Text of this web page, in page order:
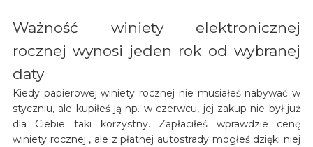
Ważność winiety elektronicznej
rocznej wynosi jeden rok od wybranej
daty
Kiedy papierowej winiety rocznej nie musiałeś nabywać w
styczniu, ale kupiłeś ją np. w czerwcu, jej zakup nie był już
dla Ciebie taki korzystny. Zapłaciłeś wprawdzie cenę
winiety rocznej , ale z płatnej autostrady mogłeś dzięki niej